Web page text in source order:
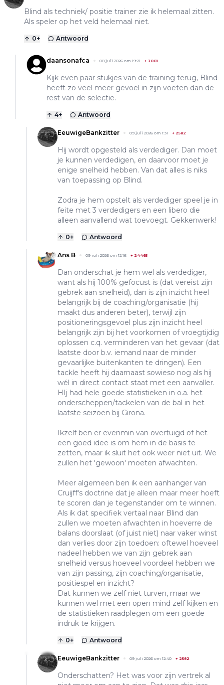
Blind als techniek/ positie trainer zie ik helemaal zitten.
Als speler op het veld helemaal niet.
0+ Antwoord
daansonafca 08 juli 2026 om 19:21 + 3001
Kijk even paar stukjes van de training terug, Blind
heeft zo veel meer gevoel in zijn voeten dan de
rest van de selectie.
4+ Antwoord
EeuwigeBankzitter 09 juli 2026 om 1:31 + 2582
Hij wordt opgesteld als verdediger. Dan moet
je kunnen verdedigen, en daarvoor moet je
enige snelheid hebben. Van dat alles is niks
van toepassing op Blind.
Zodra je hem opstelt als verdediger speel je in
feite met 3 verdedigers en een libero die
alleen aanvallend wat toevoegt. Gekkenwerk!
0+ Antwoord
Ans B 09 juli 2026 om 12:16 + 24465
Dan onderschat je hem wel als verdediger,
want als hij 100% gefocust is (dat vereist zijn
gebrek aan snelheid), dan is zijn inzicht heel
belangrijk bij de coaching/organisatie (hij
maakt dus anderen beter), terwijl zijn
positioneringsgevoel plus zijn inzicht heel
belangrijk zijn bij het voorkomen of vroegtijdig
oplossen c.q. verminderen van het gevaar (dat
laatste door b.v. iemand naar de minder
gevaarlijke buitenkanten te dringen). Een
tackle heeft hij daarnaast sowieso nog als hij
wél in direct contact staat met een aanvaller.
HIj had hele goede statistieken in o.a. het
onderscheppen/tackelen van de bal in het
laatste seizoen bij Girona.
Ikzelf ben er evenmin van overtuigd of het
een goed idee is om hem in de basis te
zetten, maar ik sluit het ook weer niet uit. We
zullen het 'gewoon' moeten afwachten.
Meer algemeen ben ik een aanhanger van
Cruijff's doctrine dat je alleen maar meer hoeft
te scoren dan je tegenstander om te winnen.
Als ik dat specifiek vertaal naar Blind dan
zullen we moeten afwachten in hoeverre de
balans doorslaat (of juist niet) naar vaker winst
dan verlies door zijn toedoen: oftewel hoeveel
nadeel hebben we van zijn gebrek aan
snelheid versus hoeveel voordeel hebben we
van zijn passing, zijn coaching/organisatie,
positiespel en inzicht?
Dat kunnen we zelf niet turven, maar we
kunnen wel met een open mind zelf kijken en
de statistieken raadplegen om een goede
indruk te krijgen.
0+ Antwoord
EeuwigeBankzitter 09 juli 2026 om 12:40 + 2582
Onderschatten? Het was voor zijn vertrek al